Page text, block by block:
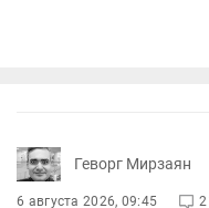
Геворг Мирзаян
6 августа 2026, 09:45